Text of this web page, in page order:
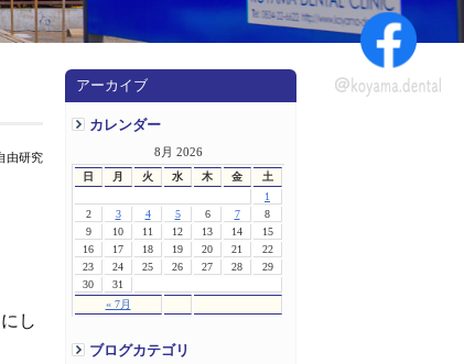
アーカイブ
カレンダー
8月 2026
日 月 火 水 木 金 土
« 7月
1
2
3 4 5 6 7
8
9
10 11 12 13 14
15
16
17 18 19 20 21
22
23
24 25 26 27 28
29
30
31
ブログカテゴリ
由研究
し